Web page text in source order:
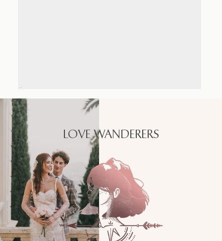
LOVE WANDERERS